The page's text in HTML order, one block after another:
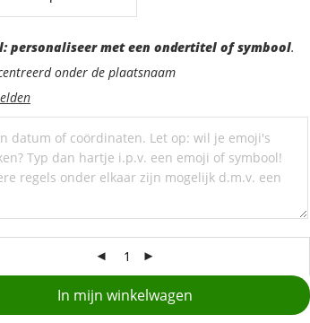
personaliseer met een ondertitel of symbool.
onder de plaatsnaam
In mijn winkelwagen